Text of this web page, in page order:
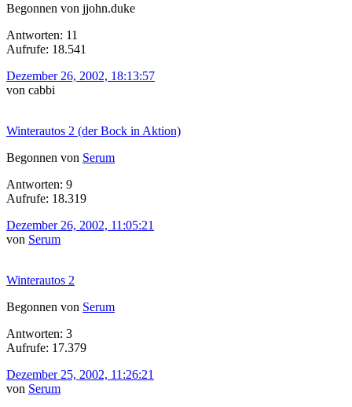
Begonnen von jjohn.duke
Antworten: 11
Aufrufe: 18.541
Dezember 26, 2002, 18:13:57
von cabbi
Winterautos 2 (der Bock in Aktion)
Begonnen von Serum
Antworten: 9
Aufrufe: 18.319
Dezember 26, 2002, 11:05:21
von Serum
Winterautos 2
Begonnen von Serum
Antworten: 3
Aufrufe: 17.379
Dezember 25, 2002, 11:26:21
von Serum